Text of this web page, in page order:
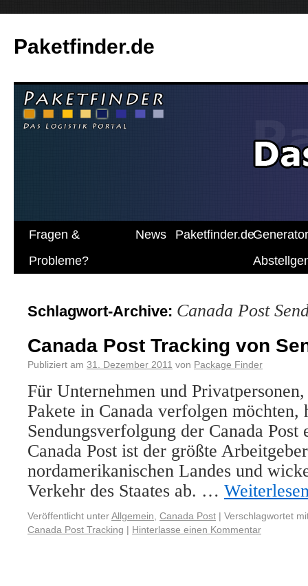
Paketfinder.de
Fragen &
Probleme?
News Paketfinder.deGenerator
Schlagwort-Archive: Canada Post
Canada Post Tracking von
Publiziert am 31. Dezember 2011 von Package Finder
Für Unternehmen und
Pakete in Canada verfolgen möchten,
Sendungsverfolgung der Canada
Canada Post ist der größte
nordamerikanischen Landes und
Verkehr des Staates ab. …
Veröffentlicht unterAllgemein Canada Post | Verschlagwortet
Canada Post Tracking | Hinterlasse einen Kommentar